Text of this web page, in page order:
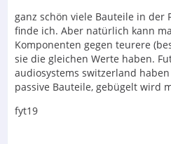
ganz schön viele Bauteile in der
finde ich. Aber natürlich kann
Komponenten gegen teurere
sie die gleichen Werte haben.
audiosystems switzerland
passive Bauteile, gebügelt wird
fyt19